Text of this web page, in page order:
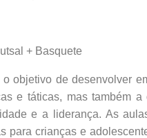
+ Basquete
objetivo de desenvolver
e táticas, mas também
e a liderança. As
para crianças e